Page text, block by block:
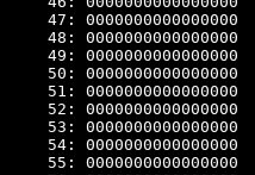
47: 0000000000000000
48: 0000000000000000
49: 0000000000000000
50: 0000000000000000
51: 0000000000000000
52: 0000000000000000
53: 0000000000000000
54: 0000000000000000
55: 0000000000000000